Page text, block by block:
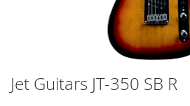
Jet Guitars JT-350 SB R
to
the